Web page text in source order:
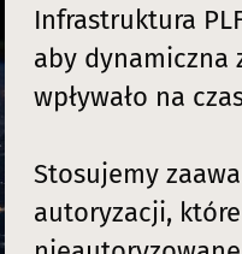
Infrastruktura
aby dynamiczna
wpływało na
Stosujemy
autoryzacji,